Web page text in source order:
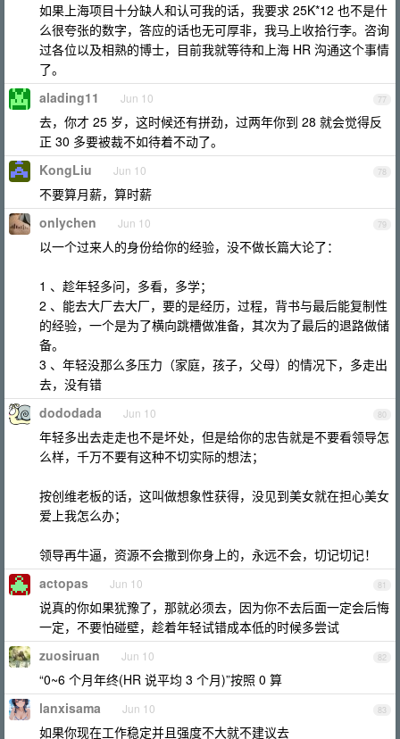
如果上海项目十分缺人和认可我的话，我要求 25K*12 也不是什
么很夸张的数字，答应的话也无可厚非，我马上收拾行李。咨询
过各位以及相熟的博士，目前我就等待和上海 HR 沟通这个事情
了。
77
alading11 Jun 10
去，你才 25 岁，这时候还有拼劲，过两年你到 28 就会觉得反
正 30 多要被裁不如待着不动了。
78
KongLiu Jun 10
不要算月薪，算时薪
79
onlychen Jun 10
以一个过来人的身份给你的经验，没不做长篇大论了：
1 、趁年轻多问，多看，多学；
2 、能去大厂去大厂，要的是经历，过程，背书与最后能复制性
的经验，一个是为了横向跳槽做准备，其次为了最后的退路做储
备。
3 、年轻没那么多压力（家庭，孩子，父母）的情况下，多走出
去，没有错
80
dododada Jun 10
年轻多出去走走也不是坏处，但是给你的忠告就是不要看领导怎
么样，千万不要有这种不切实际的想法；
按创维老板的话，这叫做想象性获得，没见到美女就在担心美女
爱上我怎么办；
领导再牛逼，资源不会撒到你身上的，永远不会，切记切记！
81
actopas Jun 10
说真的你如果犹豫了，那就必须去，因为你不去后面一定会后悔
一定，不要怕碰壁，趁着年轻试错成本低的时候多尝试
82
zuosiruan Jun 10
“0~6 个月年终(HR 说平均 3 个月)”按照 0 算
83
lanxisama Jun 10
如果你现在工作稳定并且强度不大就不建议去